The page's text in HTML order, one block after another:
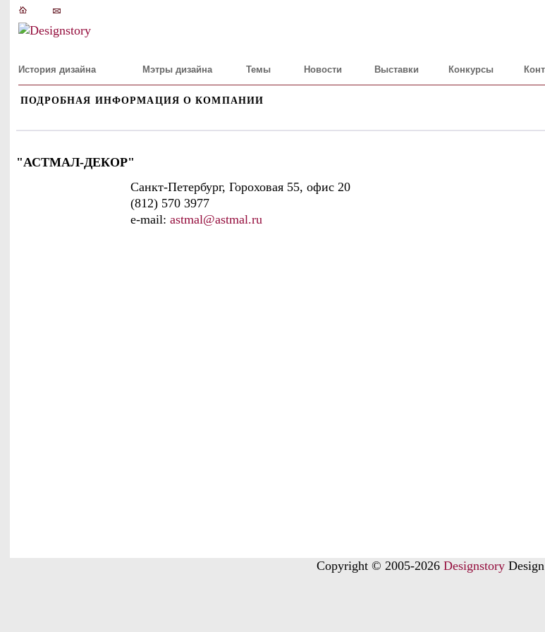
История дизайна Мэтры дизайна Темы Новости Выставки Конкурсы
ПОДРОБНАЯ ИНФОРМАЦИЯ О КОМПАНИИ
"АСТМАЛ-ДЕКОР"
Санкт-Петербург, Гороховая 55, офис 20
(812) 570 3977
e-mail: astmal@astmal.ru
Copyright © 2005-2026 Designstory